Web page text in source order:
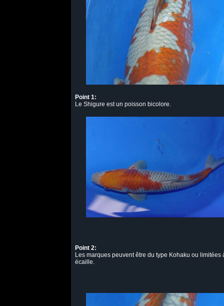
Point 1:
Le Shigure est un poisson bicolore.
Point 2:
Les marques peuvent être du type Kohaku ou limitées
écaille.